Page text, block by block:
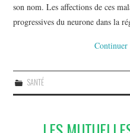
son nom. Les affections de ces
progressives du neurone dans la
SANTÉ